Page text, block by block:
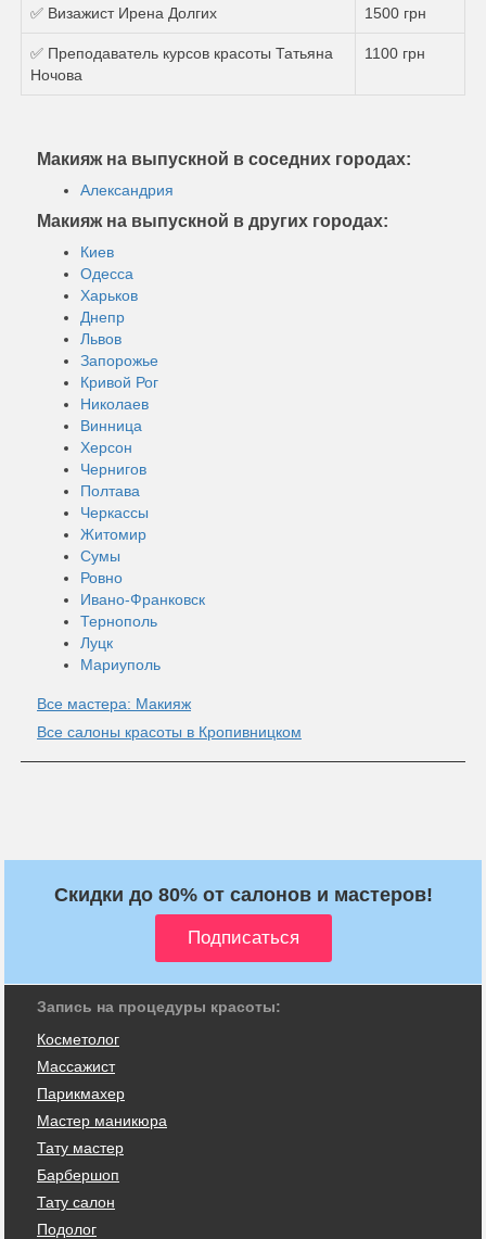
✅ Визажист Ирена Долгих 1500 грн
✅ Преподаватель курсов красоты Татьяна
Ночова
1100 грн
Макияж на выпускной в соседних городах:
Александрия
Макияж на выпускной в других городах:
Киев
Одесса
Харьков
Днепр
Львов
Запорожье
Кривой Рог
Николаев
Винница
Херсон
Чернигов
Полтава
Черкассы
Житомир
Сумы
Ровно
Ивано-Франковск
Тернополь
Луцк
Мариуполь
Все мастера: Макияж
Все салоны красоты в Кропивницком
Скидки до 80% от салонов и мастеров!
Запись на процедуры красоты:
Косметолог
Массажист
Парикмахер
Мастер маникюра
Тату мастер
Барбершоп
Тату салон
Подолог